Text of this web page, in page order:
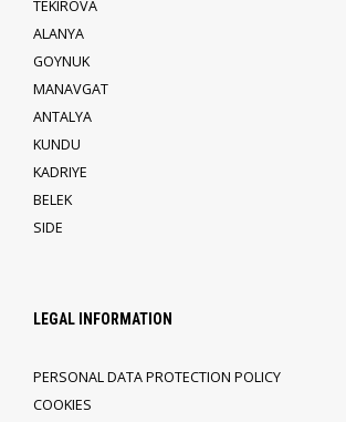
TEKIROVA
ALANYA
GOYNUK
MANAVGAT
ANTALYA
KUNDU
KADRIYE
BELEK
SIDE
LEGAL INFORMATION
PERSONAL DATA PROTECTION POLICY
COOKIES